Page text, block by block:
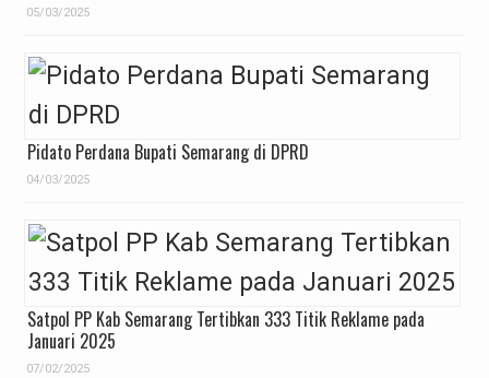
05/03/2025
Pidato Perdana Bupati Semarang di DPRD
04/03/2025
Satpol PP Kab Semarang Tertibkan 333 Titik Reklame pada
Januari 2025
07/02/2025